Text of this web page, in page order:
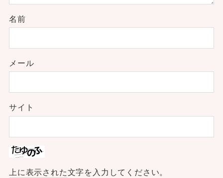
名前
メール
サイト
上に表示された文字を入力してください。